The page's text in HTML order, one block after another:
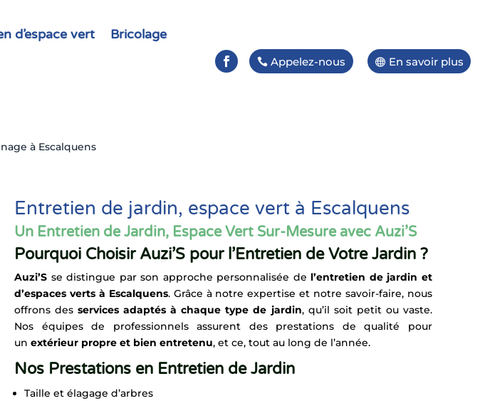
d’espace vert Bricolage
Appelez-nous En savoir plus
à Escalquens
Entretien de jardin, espace vert à Escalquens
Un Entretien de Jardin, Espace Vert Sur-Mesure avec Auzi’S
Pourquoi Choisir Auzi’S pour l’Entretien de Votre Jardin ?
Auzi’S se distingue par son approche personnalisée de l’entretien de jardin et
d’espaces verts à Escalquens. Grâce à notre expertise et notre savoir-faire, nous
offrons des services adaptés à chaque type de jardin, qu’il soit petit ou vaste.
Nos équipes de professionnels assurent des prestations de qualité pour
un extérieur propre et bien entretenu, et ce, tout au long de l’année.
Nos Prestations en Entretien de Jardin
Taille et élagage d’arbres